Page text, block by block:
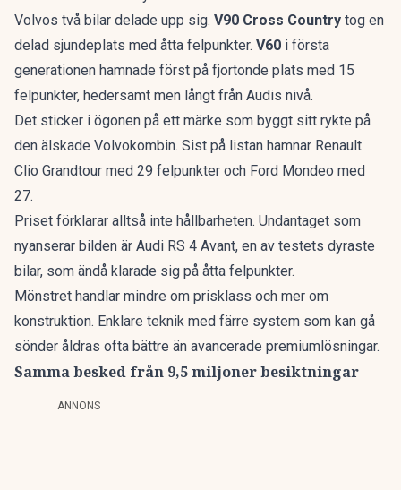
Volvos två bilar delade upp sig. V90 Cross Country tog en
delad sjundeplats med åtta felpunkter. V60 i första
generationen hamnade först på fjortonde plats med 15
felpunkter, hedersamt men långt från Audis nivå.
Det sticker i ögonen på ett märke som byggt sitt rykte på
den älskade Volvokombin. Sist på listan hamnar Renault
Clio Grandtour med 29 felpunkter och Ford Mondeo med
27.
Priset förklarar alltså inte hållbarheten. Undantaget som
nyanserar bilden är Audi RS 4 Avant, en av testets dyraste
bilar, som ändå klarade sig på åtta felpunkter.
Mönstret handlar mindre om prisklass och mer om
konstruktion. Enklare teknik med färre system som kan gå
sönder åldras ofta bättre än avancerade premiumlösningar.
Samma besked från 9,5 miljoner besiktningar
ANNONS